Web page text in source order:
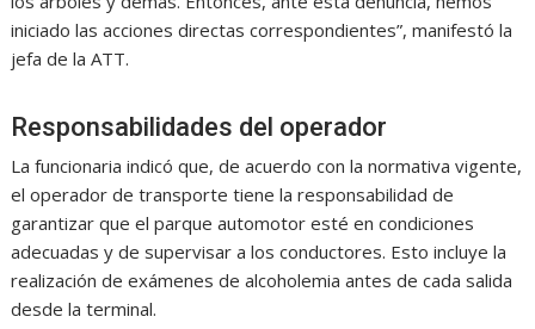
iniciado las acciones directas correspondientes”, manifestó la
jefa de la ATT.
Responsabilidades del operador
La funcionaria indicó que, de acuerdo con la normativa vigente,
el operador de transporte tiene la responsabilidad de
garantizar que el parque automotor esté en condiciones
adecuadas y de supervisar a los conductores. Esto incluye la
realización de exámenes de alcoholemia antes de cada salida
desde la terminal.